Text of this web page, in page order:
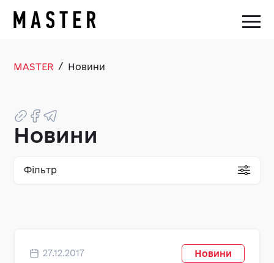
MASTER / Новини
Новини
Фільтр
27.12.2017 Новини